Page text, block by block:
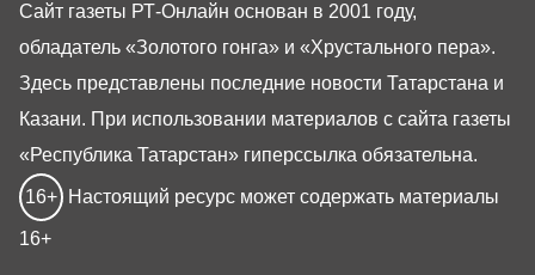
Сайт газеты РТ-Онлайн основан в 2001 году,
обладатель «Золотого гонга» и «Хрустального пера».
Здесь представлены последние новости Татарстана и
Казани. При использовании материалов с сайта газеты
«Республика Татарстан» гиперссылка обязательна.
16+ Настоящий ресурс может содержать материалы
16+